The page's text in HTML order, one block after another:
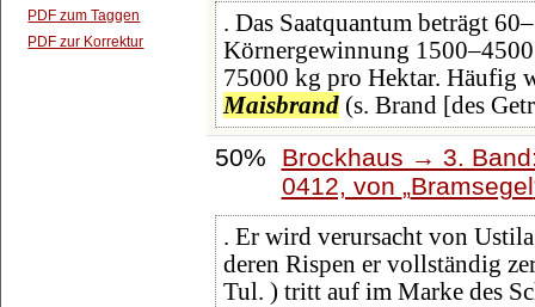
PDF zum Taggen
PDF zur Korrektur
. Das Saatquantum beträgt
Körnergewinnung
75000 kg pro Hektar. Häufig
Maisbrand(s. Brand [des
50%
Brockhaus → 3.
0412, von Bramsegel
. Er wird verursacht von
deren Rispen er vollständig
Tul. ) tritt auf im Marke des